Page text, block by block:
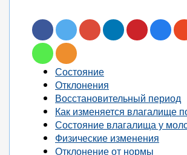
Состояние
Отклонения
Восстановительный период
Как изменяется влагалище
Состояние влагалища у
Физические изменения
Отклонение от нормы